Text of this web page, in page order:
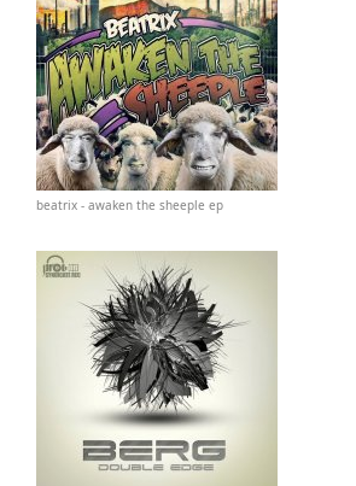
beatrix - awaken the sheeple ep